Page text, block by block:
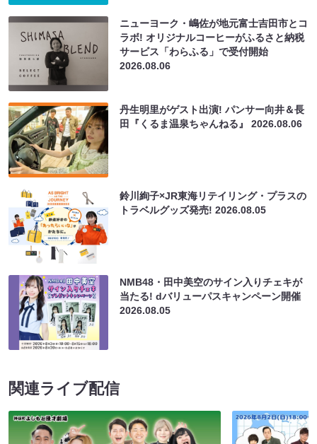
ニューヨーク・嶋佐が地元富士吉田市とコ
ラボ! オリジナルコーヒーがふるさと納税
サービス「わらふる」で受付開始
2026.08.06
丹生明里がゲスト出演! パンサー向井＆長
田『くるま温泉ちゃんねる』2026.08.06
鈴川絢子×JR東海リテイリング・プラスの
トラベルグッズ発売!2026.08.05
NMB48・田中美空のサイン入りチェキが
当たる! dバリューパスキャンペーン開催
2026.08.05
関連ライブ配信